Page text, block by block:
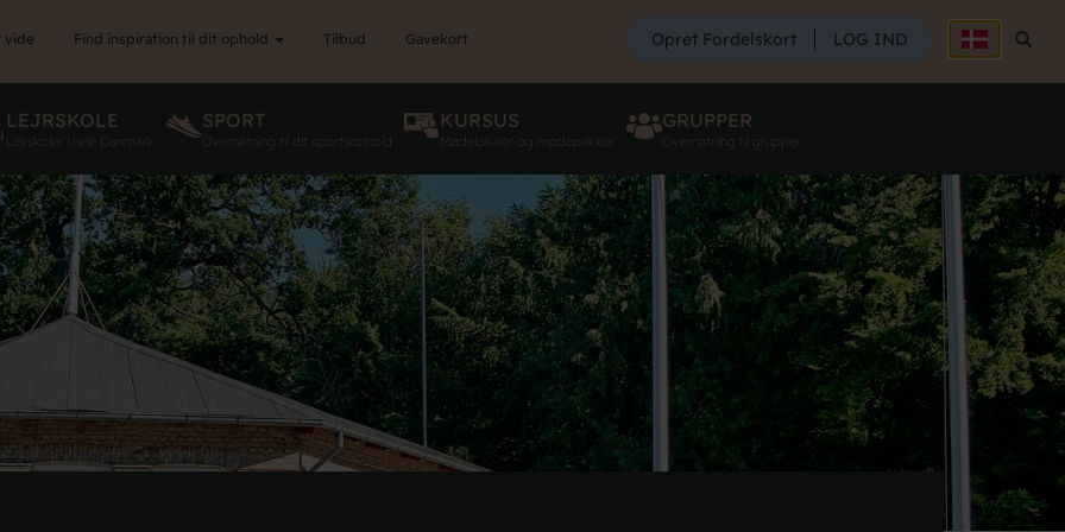
SØG
Søg
Opret Fordelskort LOG IND
vide Find inspiration til dit ophold Tilbud Gavekort
LEJRSKOLE
Lejrskoler i hele Danmark
SPORT
Overnatning til dit sportsophold
KURSUS
Mødelokaler og mødepakker
GRUPPER
Overnatning til grupper